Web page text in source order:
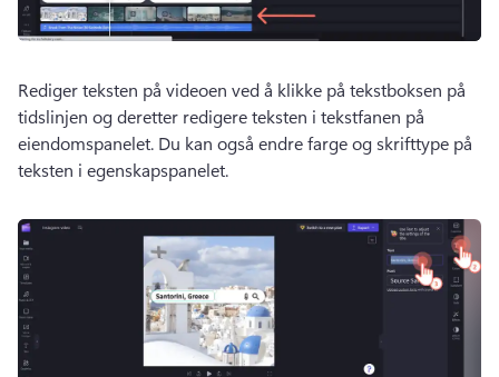
Rediger teksten på videoen ved å klikke på tekstboksen på
tidslinjen og deretter redigere teksten i tekstfanen på
eiendomspanelet. Du kan også endre farge og skrifttype på
teksten i egenskapspanelet.